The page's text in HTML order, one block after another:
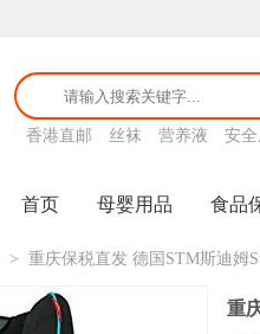
香港直邮 丝袜 营养液 安
首页 母婴用品 食品
> 重庆保税直发 德国STM斯迪姆
重